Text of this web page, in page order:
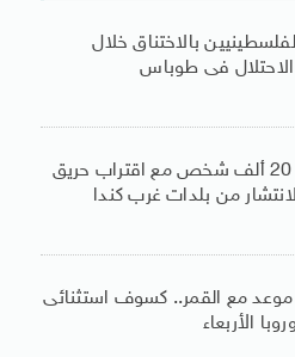
بالاختناق خلال
فى طوباس
إجلاء أكثر من 20 ألف شخص مع اقتراب حريق
من بلدات غرب كندا
مع القمر.. كسوف استثنائى
الأربعاء